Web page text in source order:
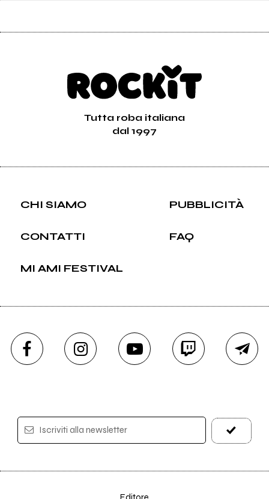
Tutta roba italiana
dal 1997
CHI SIAMO PUBBLICITÀ
CONTATTI FAQ
MI AMI FESTIVAL
Iscriviti alla newsletter